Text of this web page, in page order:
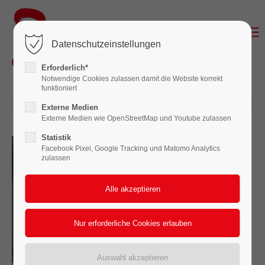
Login
Benutzername
Passwort
Lorem ipsum dolor sit amet:
29.06.2025 10:00
Datenschutzeinstellungen
Erforderlich*
Notwendige Cookies zulassen damit die Website korrekt
funktioniert
Externe Medien
Externe Medien wie OpenStreetMap und Youtube zulassen
Statistik
Facebook Pixel, Google Tracking und Matomo Analytics
zulassen